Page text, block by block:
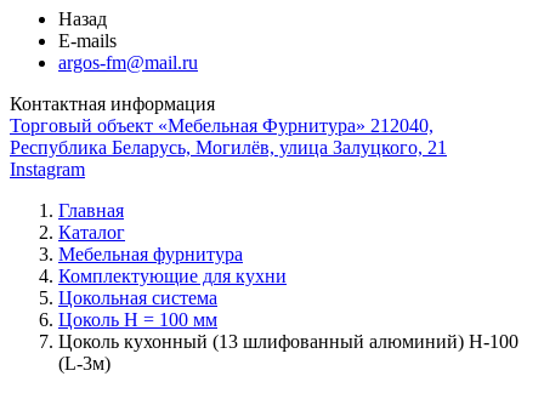
Назад
E-mails
argos-fm@mail.ru
Контактная информация
Торговый объект «Мебельная Фурнитура» 212040,
Республика Беларусь, Могилёв, улица Залуцкого, 21
Instagram
Главная
Каталог
Мебельная фурнитура
Комплектующие для кухни
Цокольная система
Цоколь H = 100 мм
Цоколь кухонный (13 шлифованный алюминий) Н-100
(L-3м)